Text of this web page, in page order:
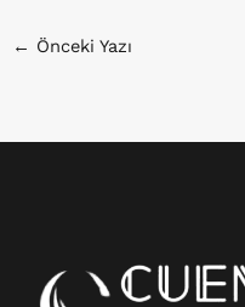
← Önceki Yazı